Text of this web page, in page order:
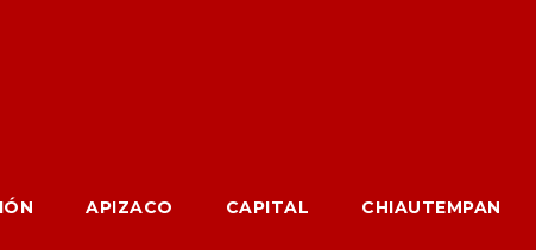
APIZACO CAPITAL CHIAUTEMPAN